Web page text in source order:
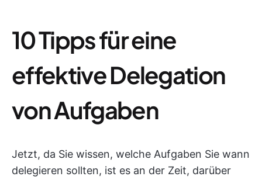
10 Tipps für eine
effektive Delegation
von Aufgaben
Jetzt, da Sie wissen, welche Aufgaben Sie wann
delegieren sollten, ist es an der Zeit, darüber